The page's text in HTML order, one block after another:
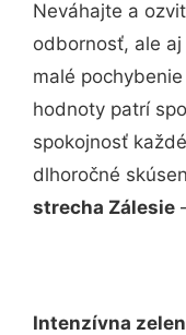
Neváhajte a
odbornosť, ale
malé
hodnoty patrí
spokojnosť
dlhoročné
strecha Zálesie
Intenzívna